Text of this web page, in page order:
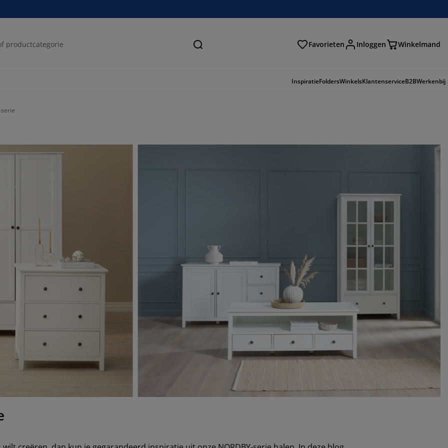
Zoeken Favorieten Inloggen Winkelmand
InspiratieFoldersWinkelsKlantenserviceB2BWerkenbij